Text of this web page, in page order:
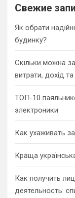
c
Свежие
Як обрати
будинку?
Скільки можна
витрати, дохід та
ТОП-10
электроники
Как ухаживать
Краща
Как получить
деятельность: